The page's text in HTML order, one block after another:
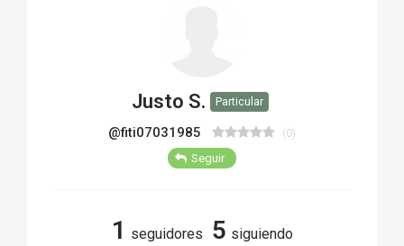
Justo S. Particular
@fiti07031985 (0)
Seguir
1 seguidores 5 siguiendo